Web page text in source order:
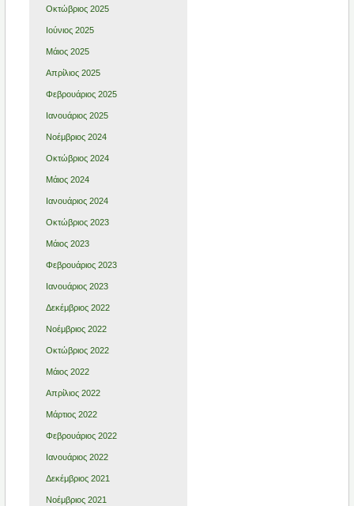
Οκτώβριος 2025
Ιούνιος 2025
Μάιος 2025
Απρίλιος 2025
Φεβρουάριος 2025
Ιανουάριος 2025
Νοέμβριος 2024
Οκτώβριος 2024
Μάιος 2024
Ιανουάριος 2024
Οκτώβριος 2023
Μάιος 2023
Φεβρουάριος 2023
Ιανουάριος 2023
Δεκέμβριος 2022
Νοέμβριος 2022
Οκτώβριος 2022
Μάιος 2022
Απρίλιος 2022
Μάρτιος 2022
Φεβρουάριος 2022
Ιανουάριος 2022
Δεκέμβριος 2021
Νοέμβριος 2021